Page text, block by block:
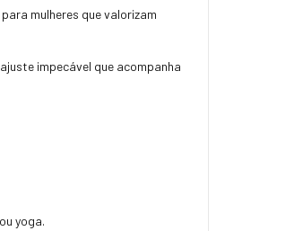
mulheres que valorizam
impecável que acompanha
yoga.